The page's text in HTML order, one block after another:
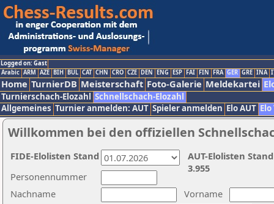
Logged on: Gast
Arabic ARM AZE BIH BUL CAT CHN CRO CZE DEN ENG ESP FAI FIN FRA GER GRE INA
Home TurnierDB Meisterschaft Foto-Galerie Meldekartei
Turnierschach-Elozahl Schnellschach-Elozahl
Allgemeines Turnier anmelden: AUT Spieler anmelden Elo AUT
Willkommen bei den offiziellen
Nachname
Vorname
Personennummer
AUT-Elolisten
3.955
FIDE-Elolisten Stand